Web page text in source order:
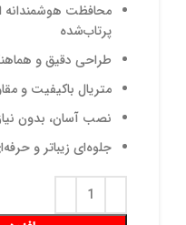
محافظت هوشمندانه
پرتاب‌شده
طراحی دقیق و
متریال باکیفیت و
نصب آسان، بدون
جلوه‌ای زیباتر و